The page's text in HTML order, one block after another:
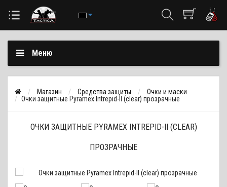
Меню
Магазин Средства защиты
Очки и маски
Очки защитные Pyramex Intrepid-II (clear) прозрачные
ОЧКИ ЗАЩИТНЫЕ PYRAMEX INTREPID-II (CLEAR)
ПРОЗРАЧНЫЕ